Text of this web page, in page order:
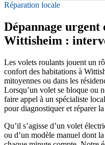
Réparation locale
Dépannage urgent
Wittisheim :
Les volets roulants jouent un
confort des habitations à
mitoyennes ou dans les
Lorsqu’un volet se bloque ou
faire appel à un spécialiste
pour diagnostiquer et réparer
Qu’il s’agisse d’un volet
ou d’un modèle manuel dont